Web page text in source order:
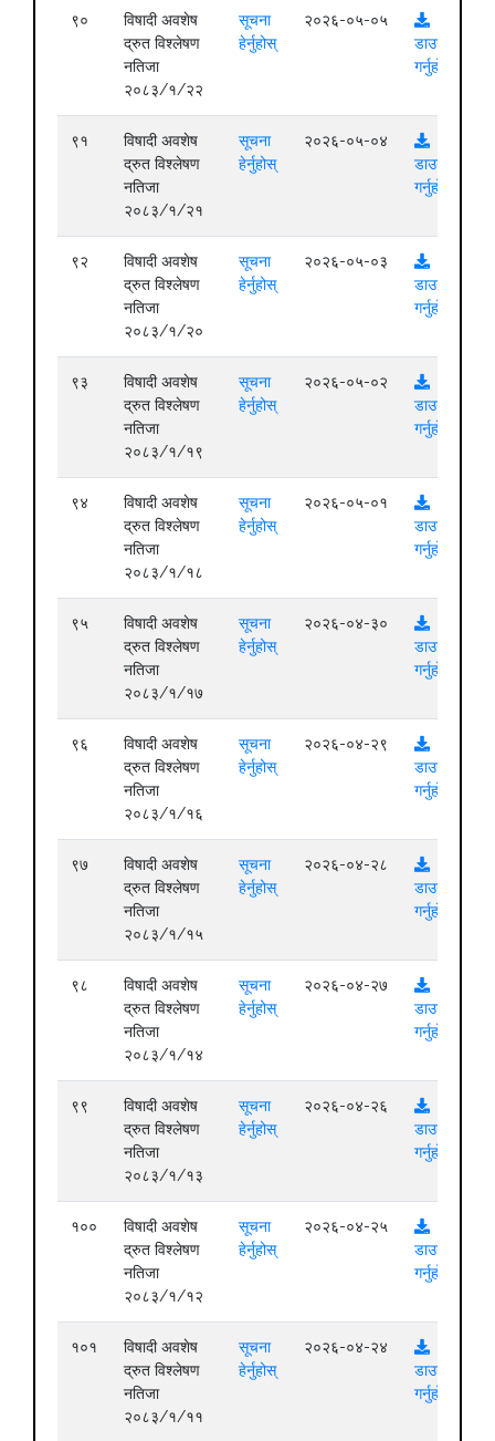
९०
विषादी अवशेष
द्रुत विश्लेषण
नतिजा
२०८३/१/२२
सूचना
हेर्नुहोस्
२०२६-०५-०५
डाउनलोड
गर्नुहोस्
९१
विषादी अवशेष
द्रुत विश्लेषण
नतिजा
२०८३/१/२१
सूचना
हेर्नुहोस्
२०२६-०५-०४
डाउनलोड
गर्नुहोस्
९२
विषादी अवशेष
द्रुत विश्लेषण
नतिजा
२०८३/१/२०
सूचना
हेर्नुहोस्
२०२६-०५-०३
डाउनलोड
गर्नुहोस्
९३
विषादी अवशेष
द्रुत विश्लेषण
नतिजा
२०८३/१/१९
सूचना
हेर्नुहोस्
२०२६-०५-०२
डाउनलोड
गर्नुहोस्
९४
विषादी अवशेष
द्रुत विश्लेषण
नतिजा
२०८३/१/१८
सूचना
हेर्नुहोस्
२०२६-०५-०१
डाउनलोड
गर्नुहोस्
९५
विषादी अवशेष
द्रुत विश्लेषण
नतिजा
२०८३/१/१७
सूचना
हेर्नुहोस्
२०२६-०४-३०
डाउनलोड
गर्नुहोस्
९६
विषादी अवशेष
द्रुत विश्लेषण
नतिजा
२०८३/१/१६
सूचना
हेर्नुहोस्
२०२६-०४-२९
डाउनलोड
गर्नुहोस्
९७
विषादी अवशेष
द्रुत विश्लेषण
नतिजा
२०८३/१/१५
सूचना
हेर्नुहोस्
२०२६-०४-२८
डाउनलोड
गर्नुहोस्
९८
विषादी अवशेष
द्रुत विश्लेषण
नतिजा
२०८३/१/१४
सूचना
हेर्नुहोस्
२०२६-०४-२७
डाउनलोड
गर्नुहोस्
९९
विषादी अवशेष
द्रुत विश्लेषण
नतिजा
२०८३/१/१३
सूचना
हेर्नुहोस्
२०२६-०४-२६
डाउनलोड
गर्नुहोस्
१००
विषादी अवशेष
द्रुत विश्लेषण
नतिजा
२०८३/१/१२
सूचना
हेर्नुहोस्
२०२६-०४-२५
डाउनलोड
गर्नुहोस्
१०१
विषादी अवशेष
द्रुत विश्लेषण
नतिजा
२०८३/१/११
सूचना
हेर्नुहोस्
२०२६-०४-२४
डाउनलोड
गर्नुहोस्